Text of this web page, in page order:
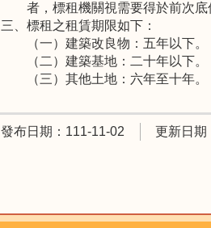
者，標租機關視需要得於前次
三、標租之租賃期限如下：
（一）建築改良物：五年以下。
（二）建築基地：二十年以下。
（三）其他土地：六年至十年。
發布日期：111-11-02 更新日期